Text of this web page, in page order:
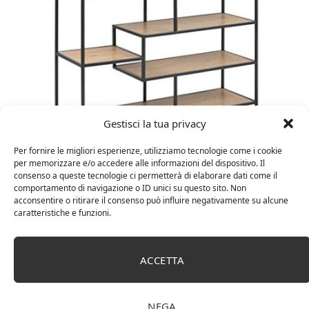
Gestisci la tua privacy
Per fornire le migliori esperienze, utilizziamo tecnologie come i cookie
per memorizzare e/o accedere alle informazioni del dispositivo. Il
consenso a queste tecnologie ci permetterà di elaborare dati come il
comportamento di navigazione o ID unici su questo sito. Non
acconsentire o ritirare il consenso può influire negativamente su alcune
caratteristiche e funzioni.
ACCETTA
NEGA
Amazon Basics Martin – Libreria, 35 x 114 x 78 cm
(Lu x La x A), effetto quercia(In precedenza
marchio Movian)